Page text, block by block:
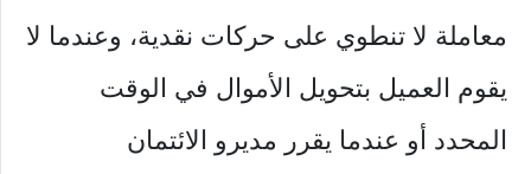
معاملة لا تنطوي على حركات نقدية، وعندما لا
يقوم العميل بتحويل الأموال في الوقت
المحدد أو عندما يقرر مديرو الائتمان